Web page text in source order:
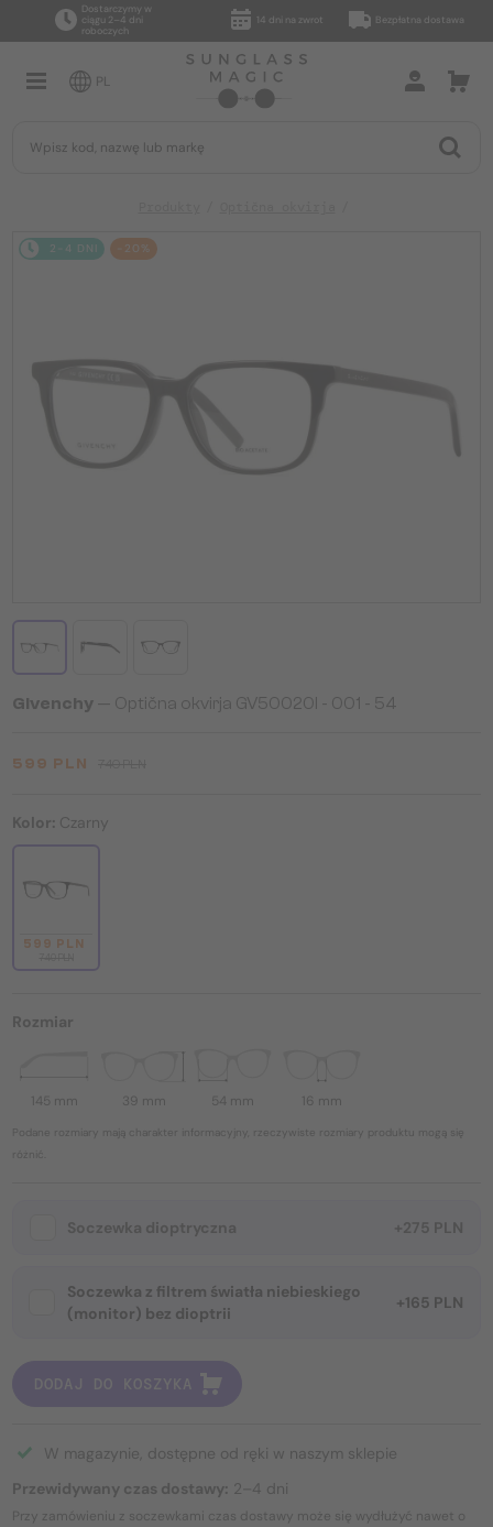
Dostarczymy w
ciągu 2–4 dni
roboczych
14 dni na zwrot Bezpłatna dostawa
PL
2-4 DNI -20%
Givenchy — Optična okvirja GV50020I - 001 - 54
599 PLN
Kolor: Czarny
599 PLN
Rozmiar
145 mm 39 mm 54 mm 16 mm
Podane rozmiary mają charakter informacyjny, rzeczywiste rozmiary produktu mogą się
różnić.
Soczewka dioptryczna +275 PLN
Soczewka z filtrem światła niebieskiego
(monitor) bez dioptrii
+165 PLN
DODAJ DO KOSZYKA
W magazynie, dostępne od ręki w naszym sklepie
Przewidywany czas dostawy: 2–4 dni
Przy zamówieniu z soczewkami czas dostawy może się wydłużyć nawet o